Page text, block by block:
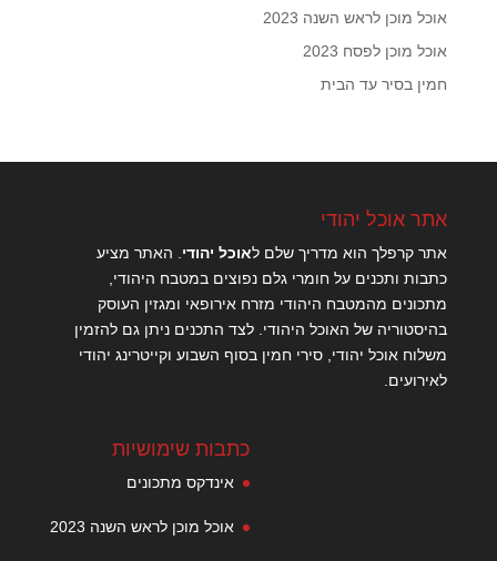
אוכל מוכן לראש השנה 2023
אוכל מוכן לפסח 2023
חמין בסיר עד הבית
אתר אוכל יהודי
אתר קרפלך הוא מדריך שלם לאוכל יהודי . האתר מציע
כתבות ותכנים על חומרי גלם נפוצים במטבח היהודי,
מתכונים מהמטבח היהודי מזרח אירופאי ומגזין העוסק
בהיסטוריה של האוכל היהודי. לצד התכנים ניתן גם להזמין
משלוח אוכל יהודי, סירי חמין בסוף השבוע וקייטרינג יהודי
לאירועים.
כתבות שימושיות
אינדקס מתכונים
אוכל מוכן לראש השנה 2023